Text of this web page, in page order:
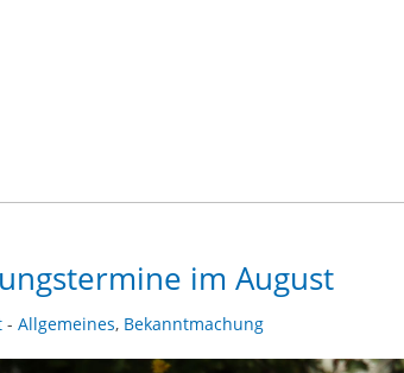
im August
- Allgemeines, Bekanntmachung